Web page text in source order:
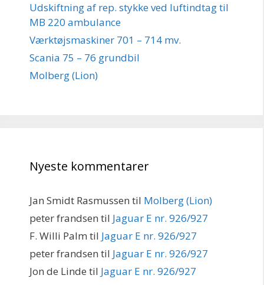
Udskiftning af rep. stykke ved luftindtag til
MB 220 ambulance
Værktøjsmaskiner 701 – 714 mv.
Scania 75 – 76 grundbil
Molberg (Lion)
Nyeste kommentarer
Jan Smidt Rasmussen til Molberg (Lion)
peter frandsen til Jaguar E nr. 926/927
F. Willi Palm til Jaguar E nr. 926/927
peter frandsen til Jaguar E nr. 926/927
Jon de Linde til Jaguar E nr. 926/927